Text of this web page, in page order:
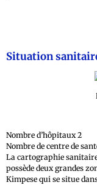
Situation
Nombre d’hôpitaux 2
Nombre de centre de
La cartographie
possède deux grandes
Kimpese qui se situe